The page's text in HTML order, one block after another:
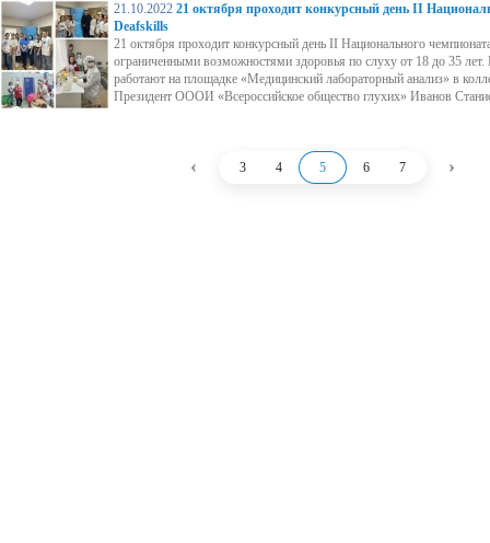
21.10.2022 21 октября проходит конкурсный день II
Deafskills
21 октября проходит конкурсный день II Национального
ограниченными возможностями здоровья по слуху от 18 до 35 лет.
работают на площадке «Медицинский лабораторный анализ» в
Президент ОООИ «Всероссийское общество глухих» Иванов
‹ 3 4 5 6 7 ›